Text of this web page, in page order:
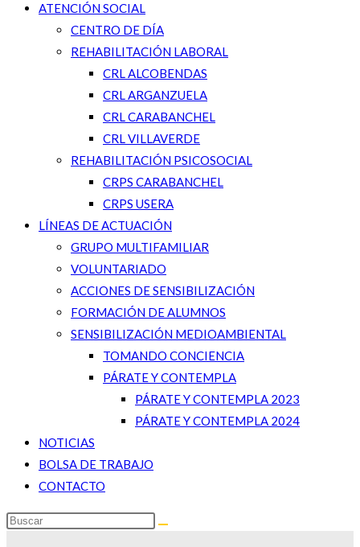
ATENCIÓN SOCIAL
CENTRO DE DÍA
REHABILITACIÓN LABORAL
CRL ALCOBENDAS
CRL ARGANZUELA
CRL CARABANCHEL
CRL VILLAVERDE
REHABILITACIÓN PSICOSOCIAL
CRPS CARABANCHEL
CRPS USERA
LÍNEAS DE ACTUACIÓN
GRUPO MULTIFAMILIAR
VOLUNTARIADO
ACCIONES DE SENSIBILIZACIÓN
FORMACIÓN DE ALUMNOS
SENSIBILIZACIÓN MEDIOAMBIENTAL
TOMANDO CONCIENCIA
PÁRATE Y CONTEMPLA
PÁRATE Y CONTEMPLA 2023
PÁRATE Y CONTEMPLA 2024
NOTICIAS
BOLSA DE TRABAJO
CONTACTO